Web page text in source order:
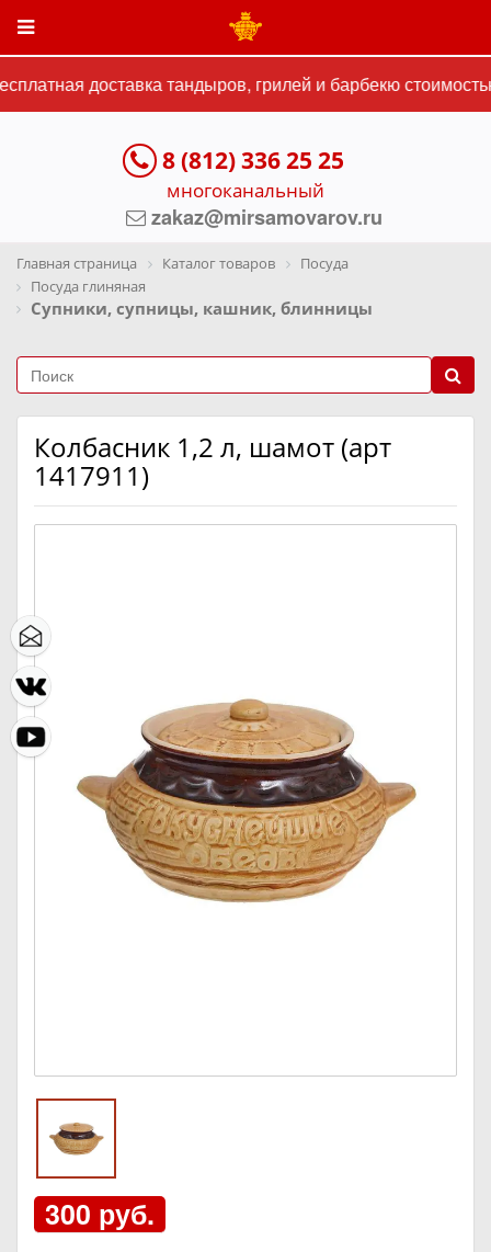
доставка тандыров, грилей и барбекю
8 (812) 336 25 25
многоканальный
zakaz@mirsamovarov.ru
Главная страница Каталог товаров
Посуда
Посуда глиняная
Супники, супницы, кашник, блинницы
Колбасник 1,2 л, шамот (арт
1417911)
300 руб.